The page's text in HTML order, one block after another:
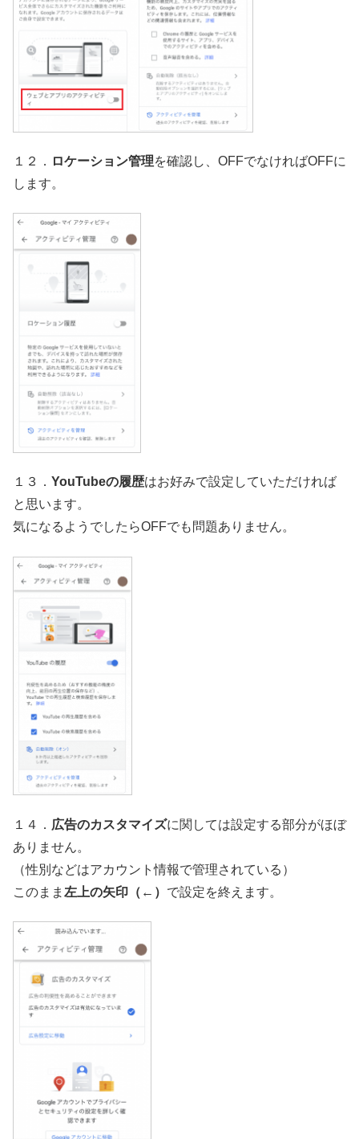
１２． ロケーション管理を確認し、OFFでなければOFFに
します。
１３． YouTubeの履歴はお好みで設定していただければ
と思います。
気になるようでしたらOFFでも問題ありません。
１４． 広告のカスタマイズに関しては設定する部分がほぼ
ありません。
（性別などはアカウント情報で管理されている）
このまま 左上の矢印（←） で設定を終えます。